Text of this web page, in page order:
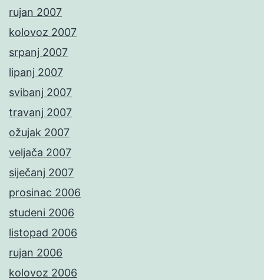
rujan 2007
kolovoz 2007
srpanj 2007
lipanj 2007
svibanj 2007
travanj 2007
ožujak 2007
veljača 2007
siječanj 2007
prosinac 2006
studeni 2006
listopad 2006
rujan 2006
kolovoz 2006